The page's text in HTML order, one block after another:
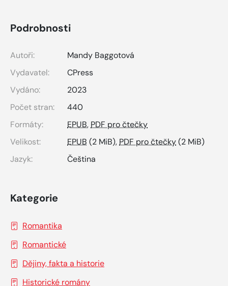
Podrobnosti
Autoři:
Mandy Baggotová
Vydavatel:
CPress
Vydáno:
2023
Počet stran:
440
Formáty:
EPUB, PDF pro čtečky
Velikost:
EPUB (2 MiB), PDF pro čtečky(2 MiB)
Jazyk:
Čeština
Kategorie
Romantika
Romantické
Dějiny, fakta a historie
Historické romány